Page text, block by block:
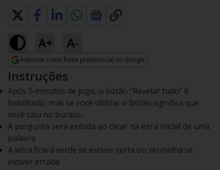
A+ A-
Adicione como fonte preferencial no Google
Opens in new window
Instruções
Após 5 minutos de jogo, o botão “Revelar tudo” é
habilitado, mas se você utilizar o botão significa que
você caiu no buraco...
A pergunta será exibida ao clicar na letra inicial de uma
palavra
A letra ficará verde se estiver certa ou vermelha se
estiver errada